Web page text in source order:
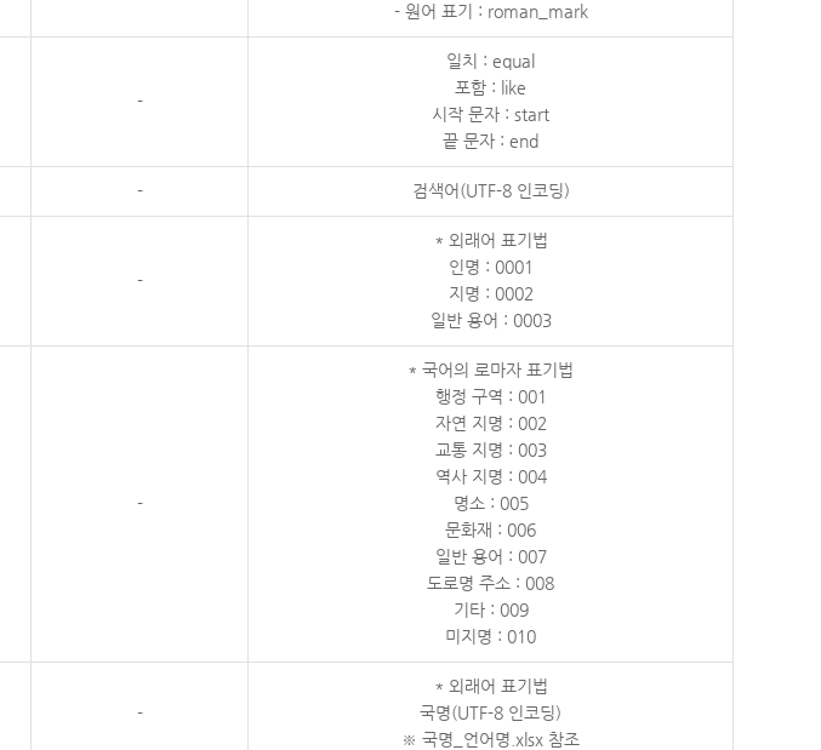
- 원어 표기 : roman_mark
-
일치 : equal
포함 : like
시작 문자 : start
끝 문자 : end
- 검색어(UTF-8 인코딩)
-
* 외래어 표기법
인명 : 0001
지명 : 0002
일반 용어 : 0003
-
* 국어의 로마자 표기법
행정 구역 : 001
자연 지명 : 002
교통 지명 : 003
역사 지명 : 004
명소 : 005
문화재 : 006
일반 용어 : 007
도로명 주소 : 008
기타 : 009
미지명 : 010
-
* 외래어 표기법
국명(UTF-8 인코딩)
※ 국명_언어명.xlsx 참조